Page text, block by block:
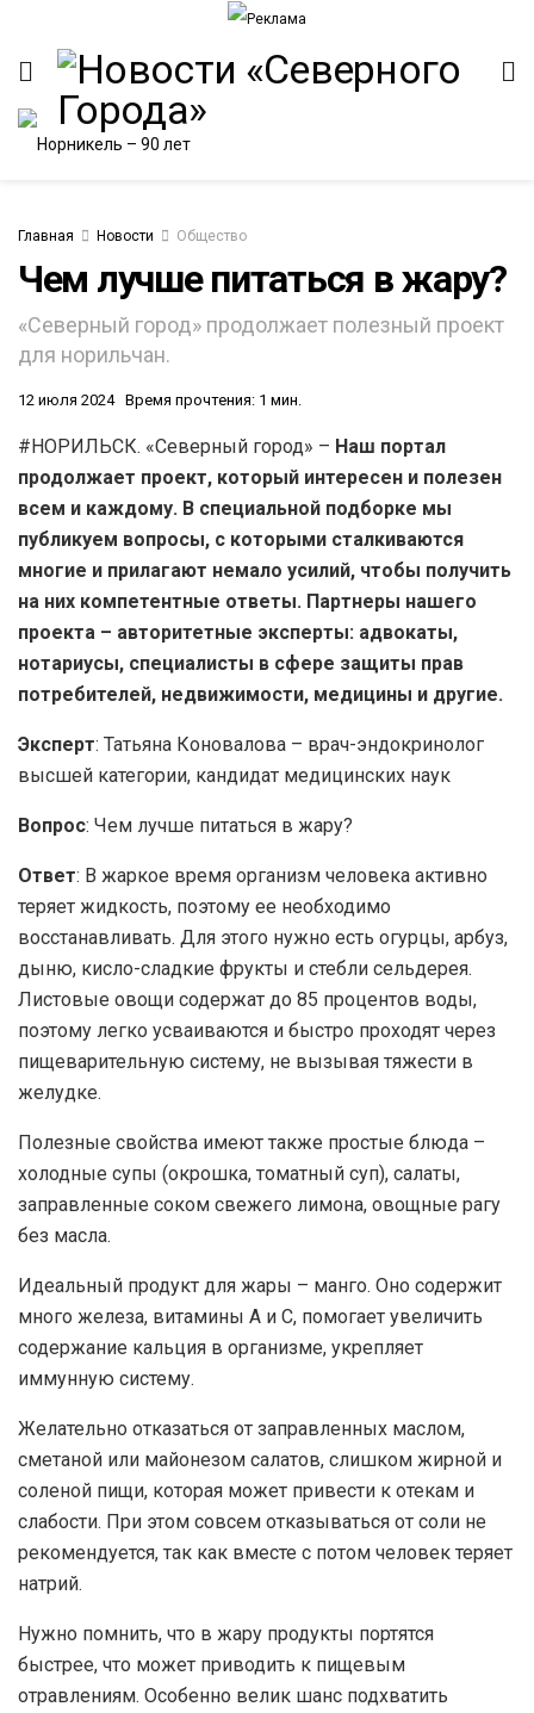
Главная Новости Общество
Чем лучше питаться в жару?
«Северный город» продолжает полезный проект
для норильчан.
12 июля 2024 Время прочтения: 1 мин.
#НОРИЛЬСК. «Северный город» – Наш портал
продолжает проект, который интересен и полезен
всем и каждому. В специальной подборке мы
публикуем вопросы, с которыми сталкиваются
многие и прилагают немало усилий, чтобы получить
на них компетентные ответы. Партнеры нашего
проекта – авторитетные эксперты: адвокаты,
нотариусы, специалисты в сфере защиты прав
потребителей, недвижимости, медицины и другие.
Эксперт: Татьяна Коновалова – врач-эндокринолог
высшей категории, кандидат медицинских наук
Вопрос: Чем лучше питаться в жару?
Ответ: В жаркое время организм человека активно
теряет жидкость, поэтому ее необходимо
восстанавливать. Для этого нужно есть огурцы, арбуз,
дыню, кисло-сладкие фрукты и стебли сельдерея.
Листовые овощи содержат до 85 процентов воды,
поэтому легко усваиваются и быстро проходят через
пищеварительную систему, не вызывая тяжести в
желудке.
Полезные свойства имеют также простые блюда –
холодные супы (окрошка, томатный суп), салаты,
заправленные соком свежего лимона, овощные рагу
без масла.
Идеальный продукт для жары – манго. Оно содержит
много железа, витамины А и С, помогает увеличить
содержание кальция в организме, укрепляет
иммунную систему.
Желательно отказаться от заправленных маслом,
сметаной или майонезом салатов, слишком жирной и
соленой пищи, которая может привести к отекам и
слабости. При этом совсем отказываться от соли не
рекомендуется, так как вместе с потом человек теряет
натрий.
Нужно помнить, что в жару продукты портятся
быстрее, что может приводить к пищевым
отравлениям. Особенно велик шанс подхватить